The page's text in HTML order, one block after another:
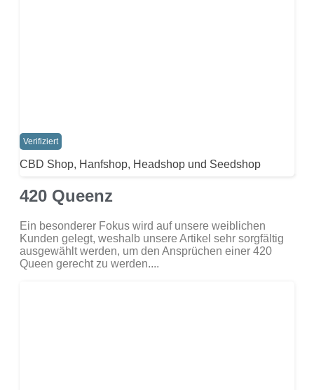
Verifiziert
CBD Shop, Hanfshop, Headshop und Seedshop
420 Queenz
Ein besonderer Fokus wird auf unsere weiblichen
Kunden gelegt, weshalb unsere Artikel sehr sorgfältig
ausgewählt werden, um den Ansprüchen einer 420
Queen gerecht zu werden....